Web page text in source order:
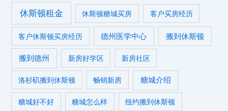
休斯顿租金 休斯顿糖城买房 客户买房经历
客户休斯顿买房经历 德州医学中心 搬到休斯顿
搬到德州 新房好学区 新房社区
洛杉矶搬到休斯顿 畅销新房 糖城介绍
糖城好不好 糖城怎么样 纽约搬到休斯顿